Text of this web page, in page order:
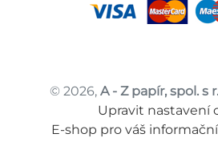
© 2026, A - Z papír, spol. s
Upravit nastavení
E-shop pro váš